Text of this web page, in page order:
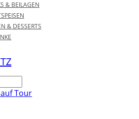
& BEILAGEN
& DESSERTS